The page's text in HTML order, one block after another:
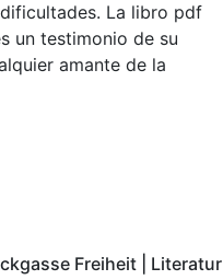
La libro pdf
un testimonio de su
amante de la
Freiheit | Literatur